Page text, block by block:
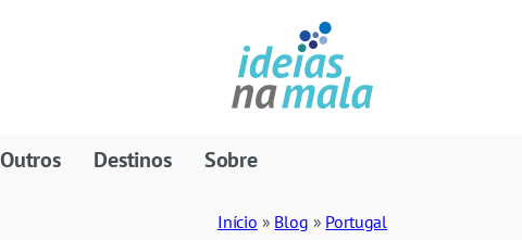
Outros Destinos Sobre
Início » Blog » Portugal